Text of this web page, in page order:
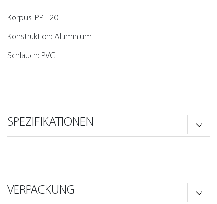
Korpus: PP T20
Konstruktion: Aluminium
Schlauch: PVC
SPEZIFIKATIONEN
VERPACKUNG